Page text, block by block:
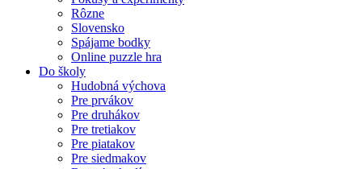
Rôzne
Slovensko
Spájame bodky
Online puzzle hra
Do školy
Hudobná výchova
Pre prvákov
Pre druhákov
Pre tretiakov
Pre piatakov
Pre siedmakov